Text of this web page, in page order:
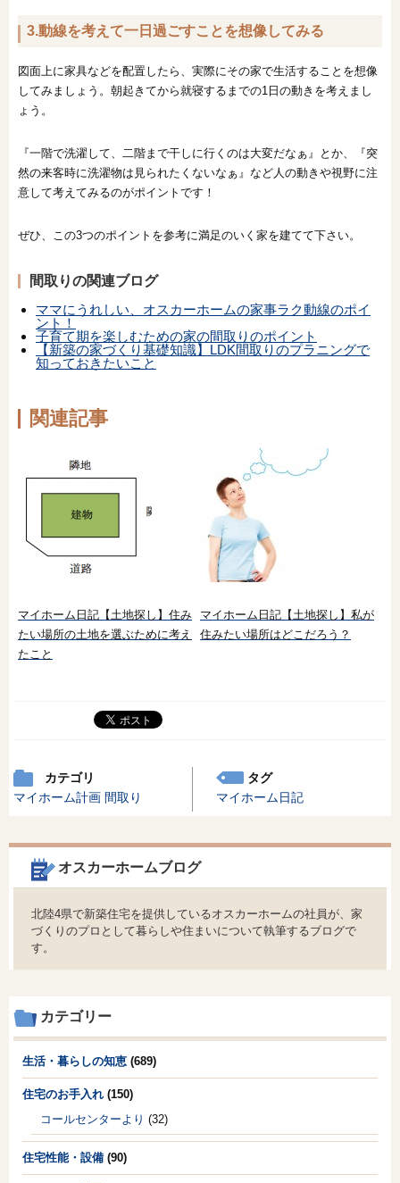
3.動線を考えて一日過ごすことを想像してみる
図面上に家具などを配置したら、実際にその家で生活することを想像
してみましょう。朝起きてから就寝するまでの1日の動きを考えまし
ょう。
『一階で洗濯して、二階まで干しに行くのは大変だなぁ』とか、『突
然の来客時に洗濯物は見られたくないなぁ』など人の動きや視野に注
意して考えてみるのがポイントです！
ぜひ、この3つのポイントを参考に満足のいく家を建てて下さい。
間取りの関連ブログ
ママにうれしい、オスカーホームの家事ラク動線のポイ
ント！
子育て期を楽しむための家の間取りのポイント
【新築の家づくり基礎知識】LDK間取りのプラニングで
知っておきたいこと
関連記事
マイホーム日記【土地探し】住み
たい場所の土地を選ぶために考え
たこと
マイホーム日記【土地探し】私が
住みたい場所はどこだろう？
カテゴリ
マイホーム計画 間取り
タグ
マイホーム日記
オスカーホームブログ
北陸4県で新築住宅を提供しているオスカーホームの社員が、家
づくりのプロとして暮らしや住まいについて執筆するブログで
す。
カテゴリー
生活・暮らしの知恵 (689)
住宅のお手入れ (150)
コールセンターより (32)
住宅性能・設備 (90)